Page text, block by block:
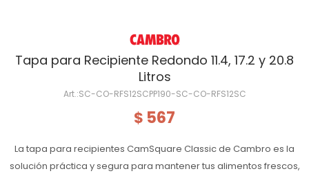
Tapa para Recipiente Redondo 11.4, 17.2 y 20.8
Litros
SC-CO-RFS12SCPP190-SC-CO-RFS12SC
$ 567
La tapa para recipientes CamSquare Classic de Cambro es la
solución práctica y segura para mantener tus alimentos frescos,